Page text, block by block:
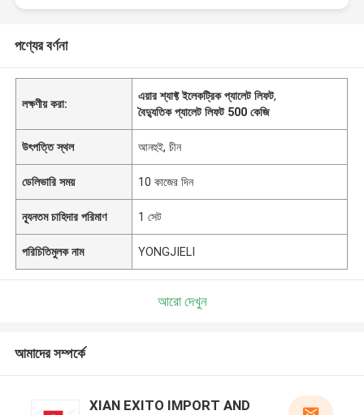
পণ্যের বর্ণনা
লক্ষণীয় করা:
এয়ার শ্যাফ্ট ইলেকট্রিক প্যালেট লিফট,
বৈদ্যুতিক প্যালেট লিফট 500 কেজি
উৎপত্তি স্থল আনহুই, চীন
ডেলিভারি সময় 10 কাজের দিন
ন্যূনতম চাহিদার পরিমাণ 1 সেট
পরিচিতিমুলক নাম YONGJIELI
আরো দেখুন
আমাদের সম্পর্কে
XIAN EXITO IMPORT AND